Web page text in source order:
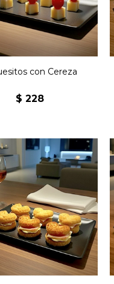
con Cereza
$ 228
con queso,
y manteca.